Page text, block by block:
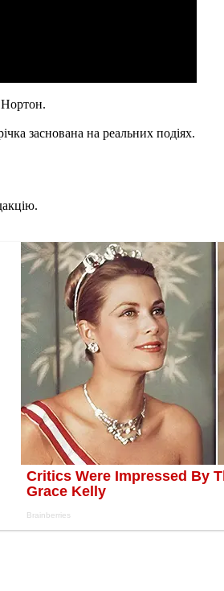
Нортон.
заснована на реальних подіях.